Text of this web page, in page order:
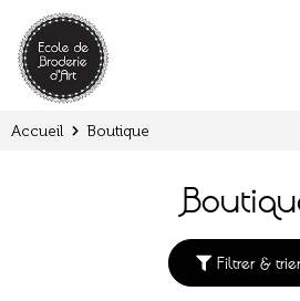
Accueil Boutique
Filtrer & trier
Panneau de gestion des cookies